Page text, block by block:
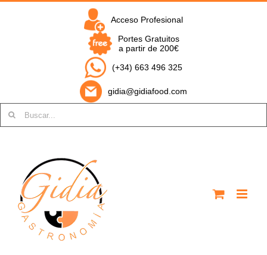
Saltar
Acceso Profesional
Portes Gratuitos
a partir de 200€
(+34) 663 496 325
gidia@gidiafood.com